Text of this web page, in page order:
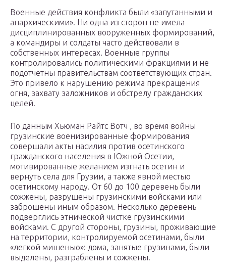
Военные действия конфликта были «запутанными и
анархическими». Ни одна из сторон не имела
дисциплинированных вооруженных формирований,
а командиры и солдаты часто действовали в
собственных интересах. Военные группы
контролировались политическими фракциями и не
подотчетны правительствам соответствующих стран.
Это привело к нарушению режима прекращения
огня, захвату заложников и обстрелу гражданских
целей.
По данным Хьюман Райтс Вотч , во время войны
грузинские военизированные формирования
совершали акты насилия против осетинского
гражданского населения в Южной Осетии,
мотивированные желанием изгнать осетин и
вернуть села для Грузии, а также явной местью
осетинскому народу. От 60 до 100 деревень были
сожжены, разрушены грузинскими войсками или
заброшены иным образом. Несколько деревень
подверглись этнической чистке грузинскими
войсками. С другой стороны, грузины, проживающие
на территории, контролируемой осетинами, были
«легкой мишенью»: дома, занятые грузинами, были
выделены, разграблены и сожжены.